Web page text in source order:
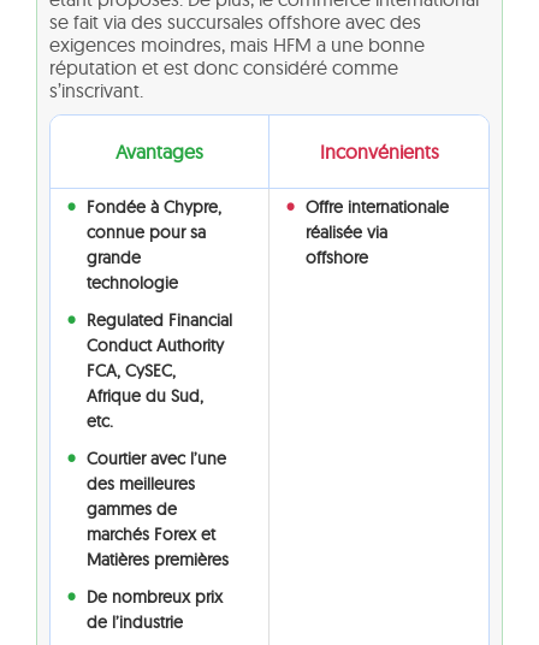
se fait via des succursales offshore avec des
exigences moindres, mais HFM a une bonne
réputation et est donc considéré comme
s’inscrivant.
Avantages Inconvénients
Fondée à Chypre,
connue pour sa
grande
technologie
Offre internationale
réalisée via
offshore
Regulated Financial
Conduct Authority
FCA, CySEC,
Afrique du Sud,
etc.
Courtier avec l’une
des meilleures
gammes de
marchés Forex et
Matières premières
De nombreux prix
de l’industrie